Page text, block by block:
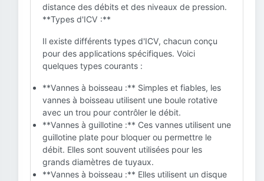
distance des débits et des niveaux de pression.
**Types d'ICV :**
Il existe différents types d'ICV, chacun conçu
pour des applications spécifiques. Voici
quelques types courants :
**Vannes à boisseau :** Simples et fiables, les
vannes à boisseau utilisent une boule rotative
avec un trou pour contrôler le débit.
**Vannes à guillotine :** Ces vannes utilisent une
guillotine plate pour bloquer ou permettre le
débit. Elles sont souvent utilisées pour les
grands diamètres de tuyaux.
**Vannes à boisseau :** Elles utilisent un disque